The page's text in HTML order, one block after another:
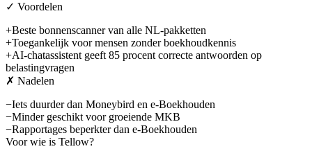
✓ Voordelen
+Beste bonnenscanner van alle NL-pakketten
+Toegankelijk voor mensen zonder boekhoudkennis
+AI-chatassistent geeft 85 procent correcte antwoorden op
belastingvragen
✗ Nadelen
−Iets duurder dan Moneybird en e-Boekhouden
−Minder geschikt voor groeiende MKB
−Rapportages beperkter dan e-Boekhouden
Voor wie is Tellow?